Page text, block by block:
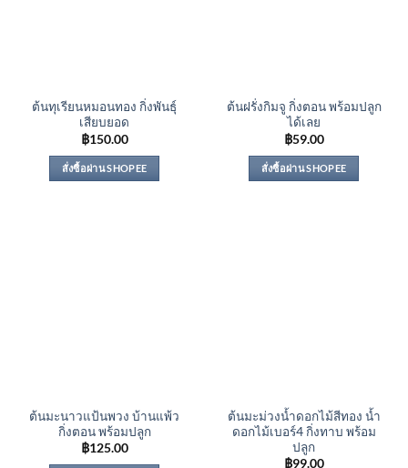
ต้นทุเรียนหมอนทอง กิ่งพันธุ์
เสียบยอด
฿150.00
สั่งซื้อผ่าน SHOPEE
ต้นฝรั่งกิมจู กิ่งตอน พร้อมปลูก
ได้เลย
฿59.00
สั่งซื้อผ่าน SHOPEE
ต้นมะนาวแป้นพวง บ้านแพ้ว
กิ่งตอน พร้อมปลูก
฿125.00
ต้นมะม่วงน้ำดอกไม้สีทอง น้ำ
ดอกไม้เบอร์4 กิ่งทาบ พร้อม
ปลูก
฿99.00